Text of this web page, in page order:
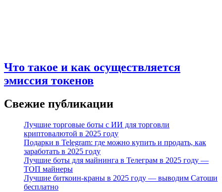
Что такое и как осуществляется
эмиссия токенов
Свежие публикации
Лучшие торговые боты с ИИ для торговли
криптовалютой в 2025 году
Подарки в Telegram: где можно купить и продать, как
заработать в 2025 году
Лучшие боты для майнинга в Телеграм в 2025 году —
ТОП майнеры
Лучшие биткоин-краны в 2025 году — выводим Сатоши
бесплатно